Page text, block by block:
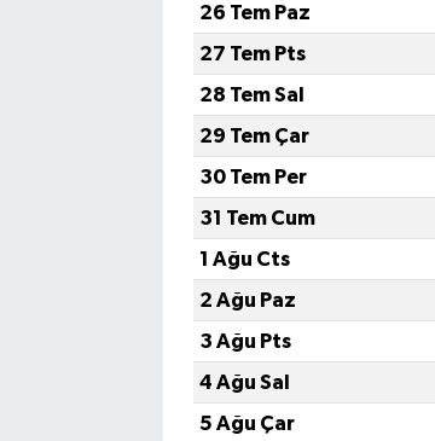
26 Tem Paz
27 Tem Pts
28 Tem Sal
29 Tem Çar
30 Tem Per
31 Tem Cum
1 Ağu Cts
2 Ağu Paz
3 Ağu Pts
4 Ağu Sal
5 Ağu Çar